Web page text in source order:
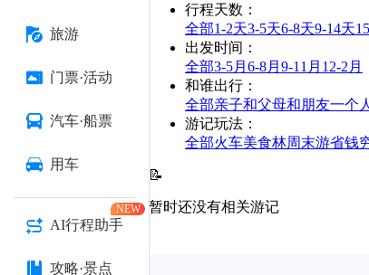
旅游
门票·活动
汽车·船票
用车
AI行程助手
NEW
攻略·景点
行程天数 ：
全部1-2天3-5天6-8天9-14天
出发时间 ：
全部3-5月 6-8月 9-11月 12-2月
和谁出行 ：
全部亲子和父母和朋友一个人
游记玩法 ：
全部火车美食林周末游省钱
📝
暂时还没有相关游记